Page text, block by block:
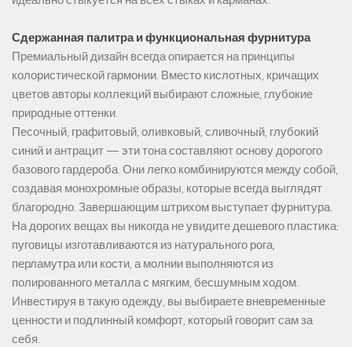
Сдержанная палитра и функциональная фурнитура
Премиальный дизайн всегда опирается на принципы
колористической гармонии. Вместо кислотных, кричащих
цветов авторы коллекций выбирают сложные, глубокие
природные оттенки.
Песочный, графитовый, оливковый, сливочный, глубокий
синий и антрацит — эти тона составляют основу дорогого
базового гардероба. Они легко комбинируются между собой,
создавая монохромные образы, которые всегда выглядят
благородно. Завершающим штрихом выступает фурнитура.
На дорогих вещах вы никогда не увидите дешевого пластика:
пуговицы изготавливаются из натурального рога,
перламутра или кости, а молнии выполняются из
полированного металла с мягким, бесшумным ходом.
Инвестируя в такую одежду, вы выбираете вневременные
ценности и подлинный комфорт, который говорит сам за
себя.